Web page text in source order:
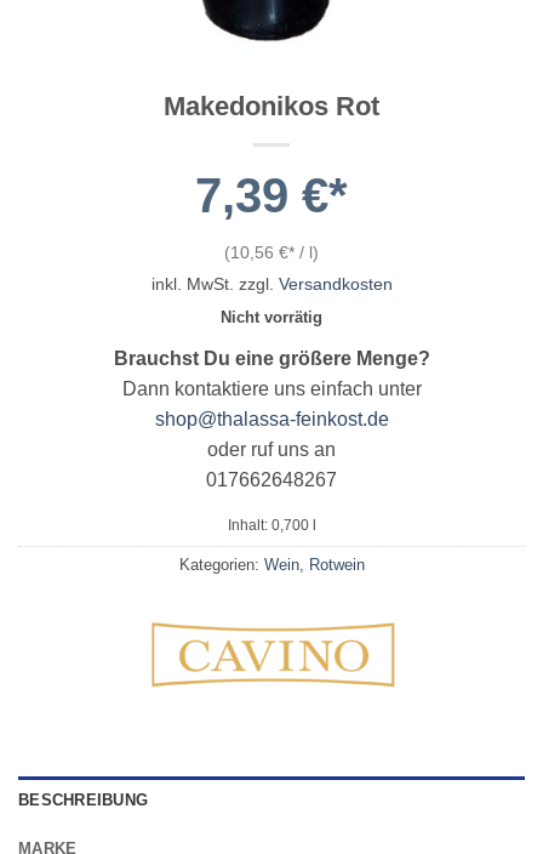
Makedonikos Rot
7,39 €
(10,56 € / l)
inkl. MwSt. zzgl. Versandkosten
Nicht vorrätig
Brauchst Du eine größere Menge?
Dann kontaktiere uns einfach unter
shop@thalassa-feinkost.de
oder ruf uns an
017662648267
Inhalt: 0,700
Kategorien: Wein, Rotwein
BESCHREIBUNG
MARKE